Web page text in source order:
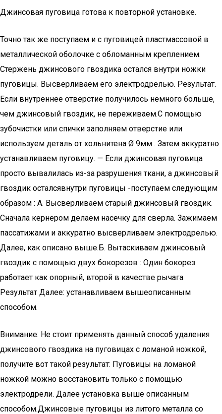
Джинсовая пуговица готова к повторной установке.
Точно так же поступаем и с пуговицей пластмассовой в
металлической оболочке с обломанным креплением.
Стержень джинсового гвоздика остался внутри ножки
пуговицы. Высверливаем его электродрелью. Результат.
Если внутреннее отверстие получилось немного больше,
чем джинсовый гвоздик, не переживаем.С помощью
зубочистки или спички заполняем отверстие или
используем деталь от хольнитена Ø 9мм . Затем аккуратно
устанавливаем пуговицу. — Если джинсовая пуговица
просто вывалилась из-за разрушения ткани, а джинсовый
гвоздик осталсявнутри пуговицы -поступаем следующим
образом : A. Высверливаем старый джинсовый гвоздик.
Сначала кернером делаем насечку для сверла. Зажимаем
пассатижами и аккуратно высверливаем электродрелью.
Далее, как описано выше.Б. Вытаскиваем джинсовый
гвоздик с помощью двух бокорезов : Один бокорез
работает как опорный, второй в качестве рычага
Результат Далее: устанавливаем вышеописанным
способом.
Внимание: Не стоит применять данный способ удаления
джинсового гвоздика на пуговицах с ломаной ножкой,
получите вот такой результат: Пуговицы на ломаной
ножкой можно восстановить только с помощью
электродрели. Далее установка выше описанным
способом.Джинсовые пуговицы из литого металла со